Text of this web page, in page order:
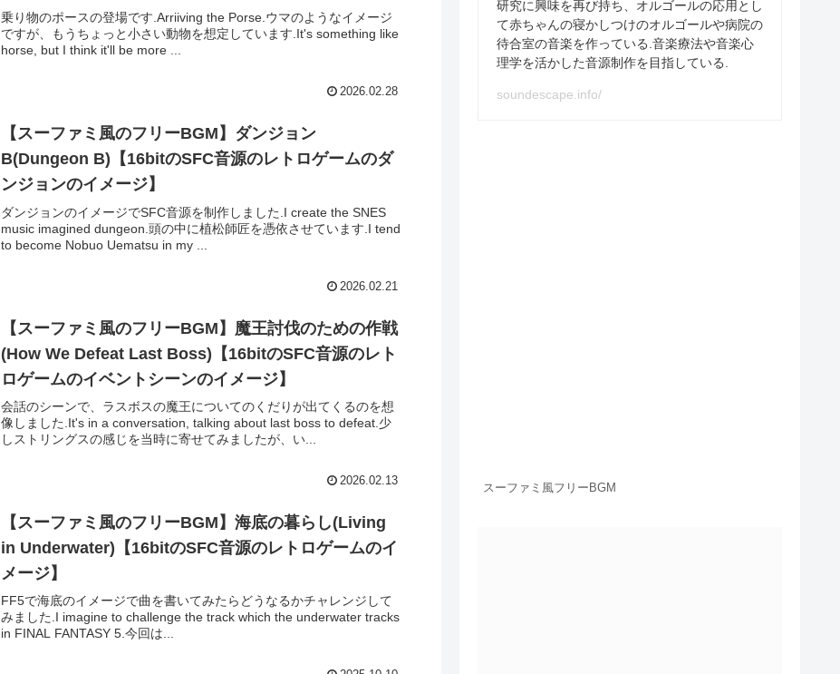
乗り物のポースの登場です.Arriiving the Porse.ウマのようなイメージ
ですが、もうちょっと小さい動物を想定しています.It's something like
horse, but I think it'll be more ...
2026.02.28
【スーファミ風のフリーBGM】ダンジョン
B(Dungeon B)【16bitのSFC音源のレトロゲームのダ
ンジョンのイメージ】
ダンジョンのイメージでSFC音源を制作しました.I create the SNES
music imagined dungeon.頭の中に植松師匠を憑依させています.I tend
to become Nobuo Uematsu in my ...
2026.02.21
【スーファミ風のフリーBGM】魔王討伐のための作戦
(How We Defeat Last Boss)【16bitのSFC音源のレト
ロゲームのイベントシーンのイメージ】
会話のシーンで、ラスボスの魔王についてのくだりが出てくるのを想
像しました.It's in a conversation, talking about last boss to defeat.少
しストリングスの感じを当時に寄せてみましたが、い...
2026.02.13
【スーファミ風のフリーBGM】海底の暮らし(Living
in Underwater)【16bitのSFC音源のレトロゲームのイ
メージ】
FF5で海底のイメージで曲を書いてみたらどうなるかチャレンジして
みました.I imagine to challenge the track which the underwater tracks
in FINAL FANTASY 5.今回は...
研究に興味を再び持ち、オルゴールの応用とし
て赤ちゃんの寝かしつけのオルゴールや病院の
待合室の音楽を作っている.音楽療法や音楽心
理学を活かした音源制作を目指している.
soundescape.info/
スーファミ風フリーBGM